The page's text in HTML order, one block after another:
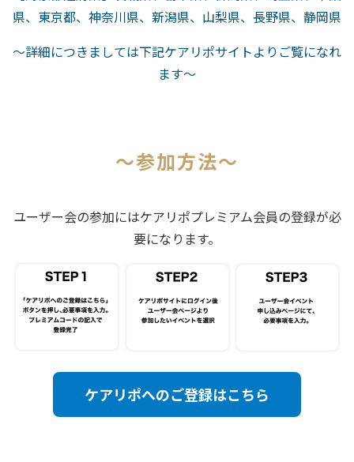
県、東京都、神奈川県、新潟県、山梨県、長野県、静岡県
〜詳細につきましては下記ケアリポサイトよりご覧になれ
ます〜
〜参加方法〜
ユーザー会の参加にはケアリポプレミアム会員の登録が必
要になります。
ケアリポへのご登録はこちら